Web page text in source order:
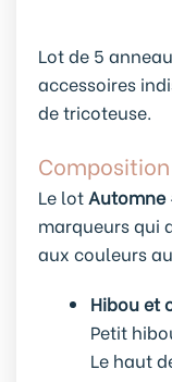
Lot de 5
accessoires
de tricoteuse.
Le lot
marqueurs qui
aux couleurs
Hibou et
Petit
Le haut